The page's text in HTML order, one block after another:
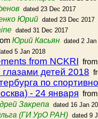
dated 23 Dec 2017
Юрий dated 23 Dec 2017
dated 31 Dec 2017
Юрий Касьян dated 2 Jan
5 Jan 2018
from NCKRI from
детей 2018
по
- 24 января from
Закрепа dated 16 Jan
(ГИ УрО РАН) dated 9